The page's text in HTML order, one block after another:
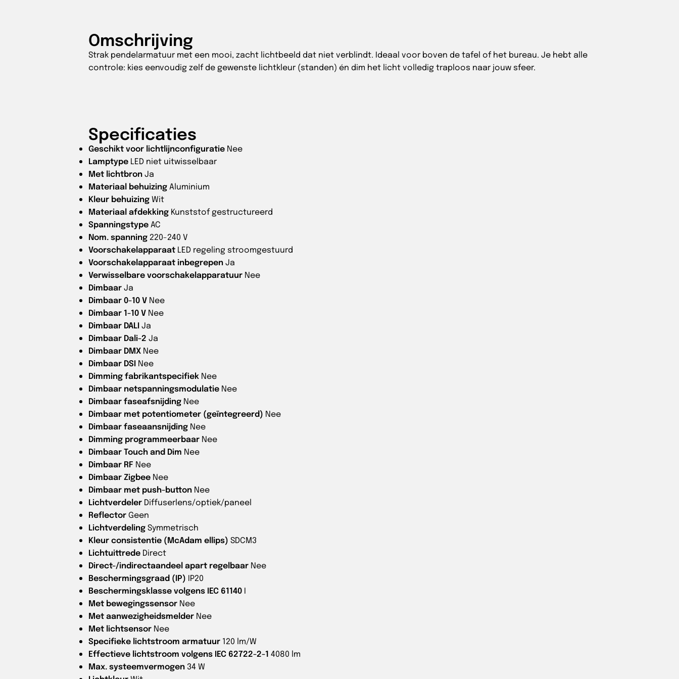
Omschrijving
Strak pendelarmatuur met een mooi, zacht lichtbeeld dat niet verblindt. Ideaal voor boven de tafel of het bureau. Je hebt alle
controle: kies eenvoudig zelf de gewenste lichtkleur (standen) én dim het licht volledig traploos naar jouw sfeer.
Specificaties
Geschikt voor lichtlijnconfiguratie Nee
Lamptype LED niet uitwisselbaar
Met lichtbronJa
Materiaal behuizingAluminium
Kleur behuizingWit
Materiaal afdekking Kunststof gestructureerd
SpanningstypeAC
Nom. spanning 220-240 V
Voorschakelapparaat LED regeling stroomgestuurd
Voorschakelapparaat inbegrepenJa
Verwisselbare voorschakelapparatuur Nee
DimbaarJa
Dimbaar 0-10 V Nee
Dimbaar 1-10 V Nee
Dimbaar DALIJa
Dimbaar Dali-2 Ja
Dimbaar DMX Nee
Dimbaar DSI Nee
Dimming fabrikantspecifiek Nee
Dimbaar netspanningsmodulatie Nee
Dimbaar faseafsnijding Nee
Dimbaar met potentiometer (geïntegreerd) Nee
Dimbaar faseaansnijding Nee
Dimming programmeerbaar Nee
Dimbaar Touch and Dim Nee
Dimbaar RF Nee
Dimbaar Zigbee Nee
Dimbaar met push-button Nee
Lichtverdeler Diffuserlens/optiek/paneel
ReflectorGeen
LichtverdelingSymmetrisch
Kleur consistentie (McAdam ellips) SDCM3
Lichtuittrede Direct
Direct-/indirectaandeel apart regelbaar Nee
Beschermingsgraad (IP) IP20
Beschermingsklasse volgens IEC 61140 I
Met bewegingssensor Nee
Met aanwezigheidsmelder Nee
Met lichtsensor Nee
Specifieke lichtstroom armatuur 120 lm/W
Effectieve lichtstroom volgens IEC 62722-2-1 4080 lm
Max. systeemvermogen 34 W